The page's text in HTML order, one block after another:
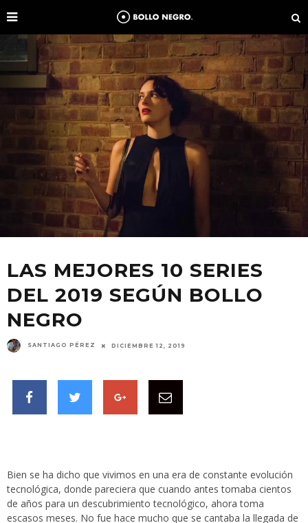
LAS MEJORES 10 SERIES
DEL 2019 SEGÚN BOLLO
NEGRO
SANTIAGO PÉREZ DICIEMBRE 12, 2019
Bien se ha dicho que vivimos en una era de constante evolución
tecnológica, donde pareciera que cuando antes tomaba cientos
de años para un descubrimiento tecnológico, ahora toma
escasos meses. No fue hace mucho que se cantaba la llegada de